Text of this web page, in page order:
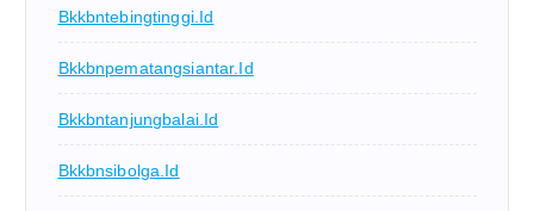
Bkkbntebingtinggi.id
Bkkbnpematangsiantar.id
Bkkbntanjungbalai.id
Bkkbnsibolga.id